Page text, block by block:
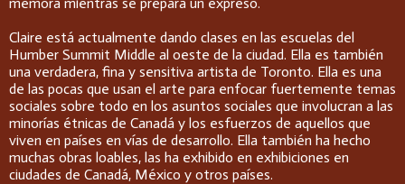
Claire está actualmente dando clases en las escuelas del
Humber Summit Middle al oeste de la ciudad. Ella es también
una verdadera, fina y sensitiva artista de Toronto. Ella es una
de las pocas que usan el arte para enfocar fuertemente temas
sociales sobre todo en los asuntos sociales que involucran a las
minorías étnicas de Canadá y los esfuerzos de aquellos que
viven en países en vías de desarrollo. Ella también ha hecho
muchas obras loables, las ha exhibido en exhibiciones en
ciudades de Canadá, México y otros países.